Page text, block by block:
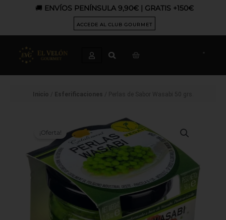
🚚 ENVÍOS PENÍNSULA 9,90€ | GRATIS +150€
ACCEDE AL CLUB GOURMET
CART
Inicio Esferificaciones / Perlas de Sabor Wasabi 50 grs.
¡Oferta!